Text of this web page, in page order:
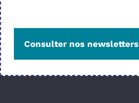
Consulter nos newsletters